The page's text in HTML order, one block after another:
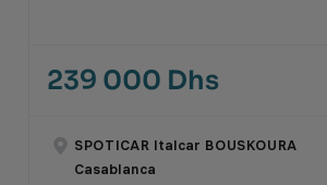
239 000 Dhs
SPOTICAR Italcar BOUSKOURA
Casablanca